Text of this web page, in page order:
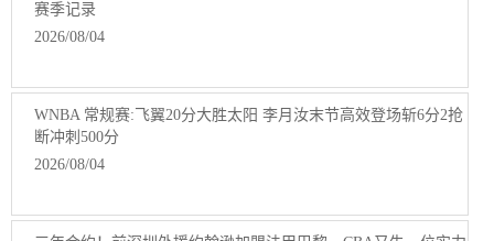
赛季记录
2026/08/04
WNBA 常规赛:飞翼20分大胜太阳 李月汝末节高效登场斩6分2抢
断冲刺500分
2026/08/04